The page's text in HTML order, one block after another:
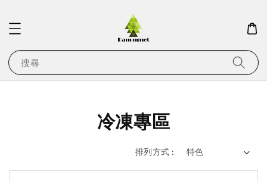
搜尋
冷凍專區
排列方式 :